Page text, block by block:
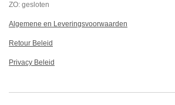
ZO: gesloten
Algemene en Leveringsvoorwaarden
Retour Beleid
Privacy Beleid